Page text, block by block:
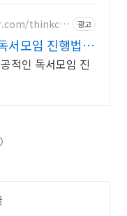
thinkco
광고
서모임 진행법
적인 독서모임 진